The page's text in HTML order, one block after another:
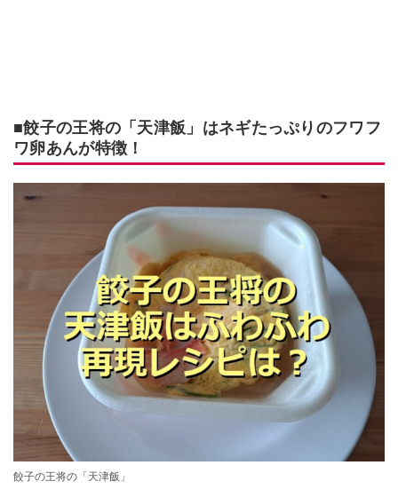
■餃子の王将の「天津飯」はネギたっぷりのフワフ
ワ卵あんが特徴！
餃子の王将の「天津飯」